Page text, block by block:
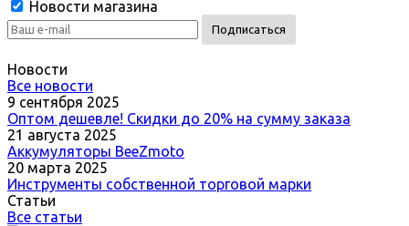
Новости магазина
Новости
Все новости
9 сентября 2025
Оптом дешевле! Скидки до 20% на сумму заказа
21 августа 2025
Аккумуляторы BeeZmoto
20 марта 2025
Инструменты собственной торговой марки
Статьи
Все статьи